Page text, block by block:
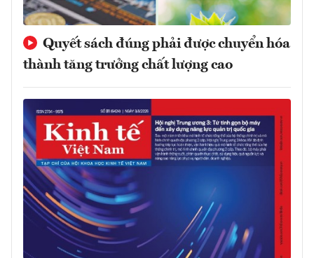
Quyết sách đúng phải được chuyển hóa
thành tăng trưởng chất lượng cao